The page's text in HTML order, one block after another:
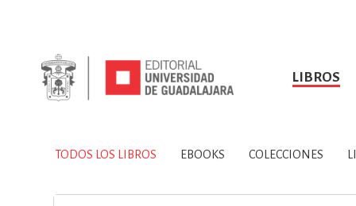
LIBROS
TODOS LOS LIBROS
SOBRE NOSOTROS HISTORIA
TODOS LOS LIBROS EBOOKS COLECCIONES